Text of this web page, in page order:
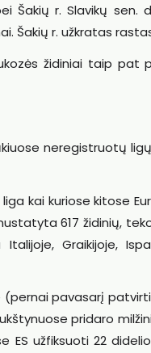
Šakių r. Slavikų sen.
Šakių r. užkratas
židiniai taip pat
neregistruotų
kai kuriose kitose
617 židinių, teko
Graikijoje,
pavasarį
pridaro
ES užfiksuoti 22